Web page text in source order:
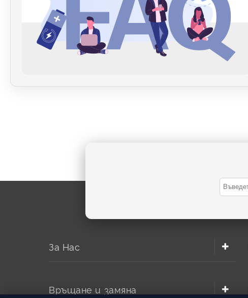
За Нас
Връщане и замяна